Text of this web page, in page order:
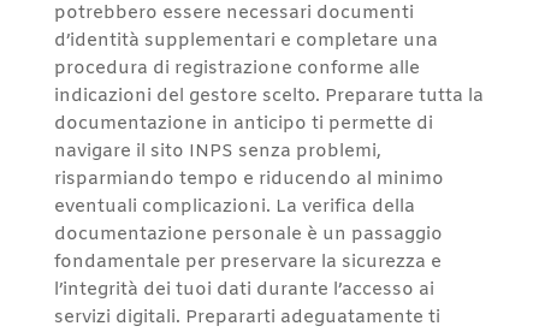
potrebbero essere necessari documenti
d’identità supplementari e completare una
procedura di registrazione conforme alle
indicazioni del gestore scelto. Preparare tutta la
documentazione in anticipo ti permette di
navigare il sito INPS senza problemi,
risparmiando tempo e riducendo al minimo
eventuali complicazioni. La verifica della
documentazione personale è un passaggio
fondamentale per preservare la sicurezza e
l’integrità dei tuoi dati durante l’accesso ai
servizi digitali. Prepararti adeguatamente ti